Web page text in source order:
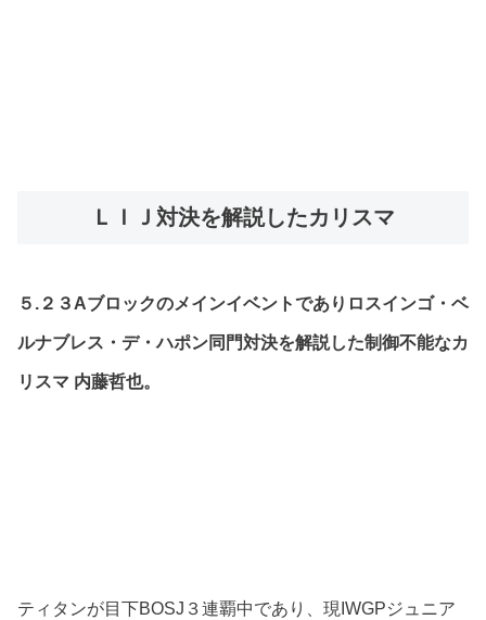
ＬＩＪ対決を解説したカリスマ
５.２３Aブロックのメインイベントでありロスインゴ・ベ
ルナブレス・デ・ハポン同門対決を解説した制御不能なカ
リスマ 内藤哲也。
ティタンが目下BOSJ３連覇中であり、現IWGPジュニア